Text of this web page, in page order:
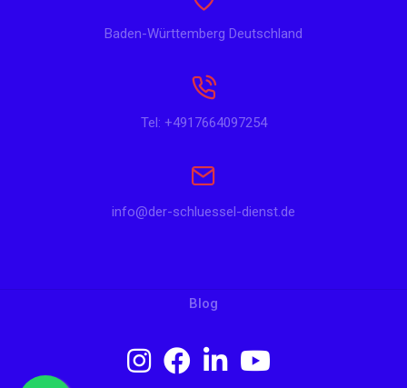
Baden-Württemberg Deutschland
Tel: +4917664097254
info@der-schluessel-dienst.de
Blog